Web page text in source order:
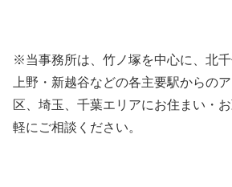
※当事務所は、竹ノ塚を中心に、北千
上野・新越谷などの各主要駅からの
区、埼玉、千葉エリアにお住まい・
軽にご相談ください。